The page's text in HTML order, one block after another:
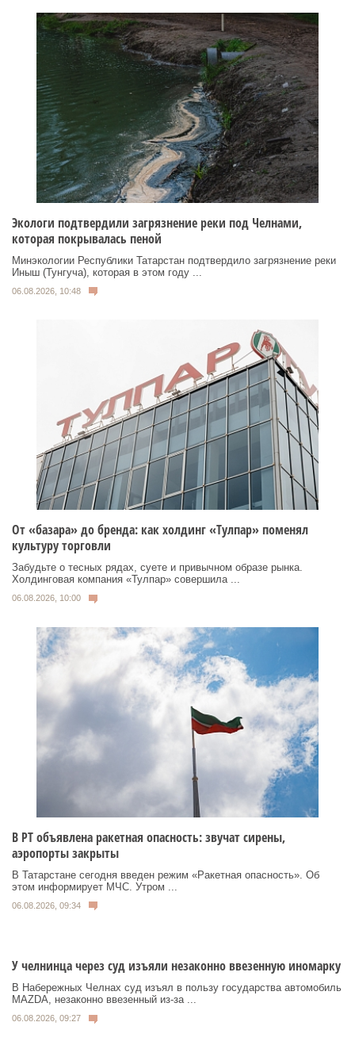
Экологи подтвердили загрязнение реки под Челнами,
которая покрывалась пеной
Минэкологии Республики Татарстан подтвердило загрязнение реки
Иныш (Тунгуча), которая в этом году ...
06.08.2026, 10:48
От «базара» до бренда: как холдинг «Тулпар» поменял
культуру торговли
Забудьте о тесных рядах, суете и привычном образе рынка.
Холдинговая компания «Тулпар» совершила ...
06.08.2026, 10:00
В РТ объявлена ракетная опасность: звучат сирены,
аэропорты закрыты
В Татарстане сегодня введен режим «Ракетная опасность». Об
этом информирует МЧС. Утром ...
06.08.2026, 09:34
У челнинца через суд изъяли незаконно ввезенную иномарку
В Набережных Челнах суд изъял в пользу государства автомобиль
MAZDA, незаконно ввезенный из‑за ...
06.08.2026, 09:27